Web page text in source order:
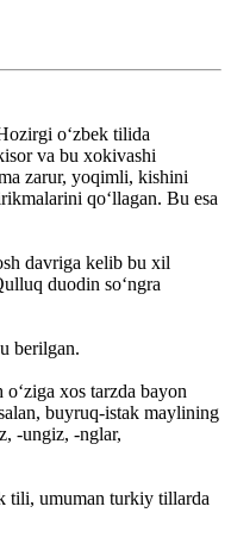
o‘zbek tilida
va bu xokivashi
zarur, yoqimli, kishini
qo‘llagan. Bu esa
davriga kelib bu xil
duodin so‘ngra
berilgan.
xos tarzda bayon
buyruq-istak maylining
-ungiz, -nglar,
tili, umuman turkiy tillarda